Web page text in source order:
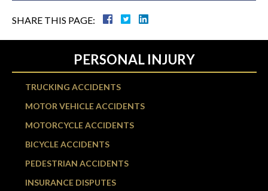
SHARE THIS PAGE:
PERSONAL INJURY
TRUCKING ACCIDENTS
MOTOR VEHICLE ACCIDENTS
MOTORCYCLE ACCIDENTS
BICYCLE ACCIDENTS
PEDESTRIAN ACCIDENTS
INSURANCE DISPUTES